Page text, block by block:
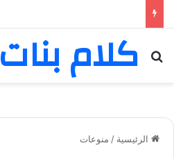
كلام بنات
بحث عن
الرئيسية / منوعات